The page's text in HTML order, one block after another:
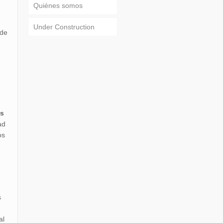
Quiénes somos
Under Construction